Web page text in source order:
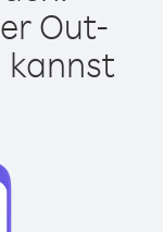
Out-
kannst